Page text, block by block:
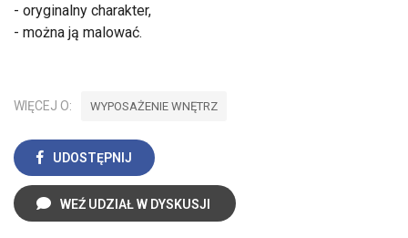
- oryginalny charakter,
- można ją malować.
WIĘCEJ O: WYPOSAŻENIE WNĘTRZ
UDOSTĘPNIJ
WEŹ UDZIAŁ W DYSKUSJI